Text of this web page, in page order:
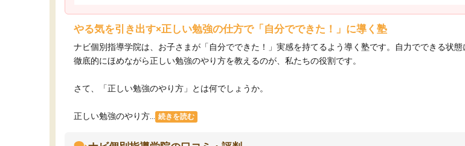
やる気を引き出す×正しい勉強の仕方で「自分でできた！」に導く塾
ナビ個別指導学院は、お子さまが「自分でできた！」実感を持てるよう導く塾です。自力でできる状
徹底的にほめながら正しい勉強のやり方を教えるのが、私たちの役割です。
さて、「正しい勉強のやり方」とは何でしょうか。
正しい勉強のやり方... 続きを読む